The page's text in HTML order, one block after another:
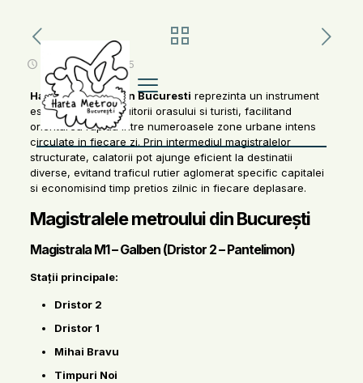
noiembrie 11, 2025
Harta metroului din Bucuresti reprezinta un instrument
esential pentru locuitorii orasului si turisti, facilitand
orientarea rapida intre numeroasele zone urbane intens
circulate in fiecare zi. Prin intermediul magistralelor
structurate, calatorii pot ajunge eficient la destinatii
diverse, evitand traficul rutier aglomerat specific capitalei
si economisind timp pretios zilnic in fiecare deplasare.
Magistralele metroului din București
Magistrala M1 – Galben (Dristor 2 – Pantelimon)
Stații principale:
Dristor 2
Dristor 1
Mihai Bravu
Timpuri Noi